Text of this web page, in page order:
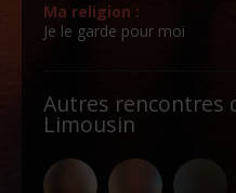
Ma religion :
Je le garde pour moi
Autres rencontres
Limousin